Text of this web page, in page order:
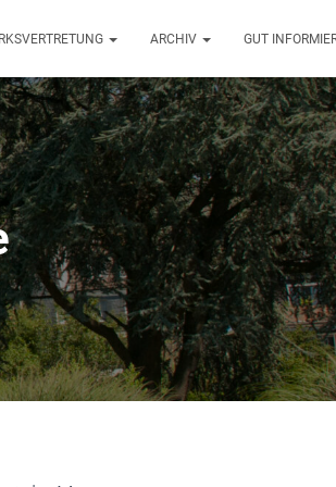
ARCHIV GUT